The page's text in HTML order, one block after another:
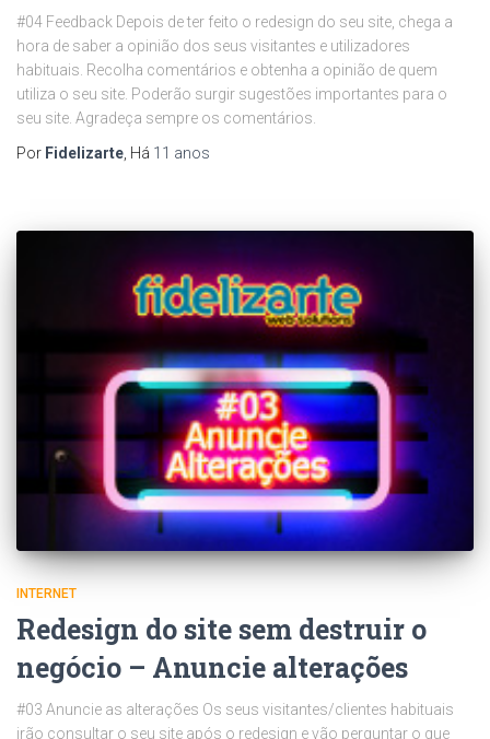
#04 Feedback Depois de ter feito o redesign do seu site, chega a
hora de saber a opinião dos seus visitantes e utilizadores
habituais. Recolha comentários e obtenha a opinião de quem
utiliza o seu site. Poderão surgir sugestões importantes para o
seu site. Agradeça sempre os comentários.
Por Fidelizarte, Há 11 anos
INTERNET
Redesign do site sem destruir o
negócio – Anuncie alterações
#03 Anuncie as alterações Os seus visitantes/clientes habituais
irão consultar o seu site após o redesign e vão perguntar o que